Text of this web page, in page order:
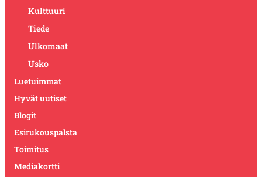
Kulttuuri
Tiede
Ulkomaat
Usko
Luetuimmat
Hyvät uutiset
Blogit
Esirukouspalsta
Toimitus
Mediakortti